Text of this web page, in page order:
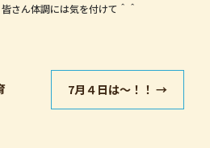
さん体調には気を付けて＾＾
7月４日は～！！ →